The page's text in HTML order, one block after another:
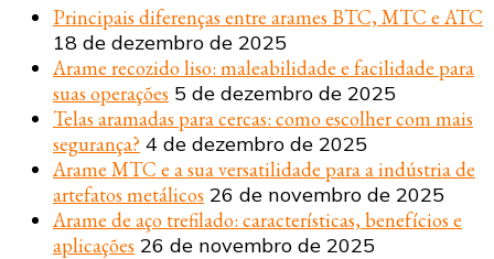
Principais diferenças entre arames BTC, MTC e ATC
18 de dezembro de 2025
Arame recozido liso: maleabilidade e facilidade para
suas operações 5 de dezembro de 2025
Telas aramadas para cercas: como escolher com mais
segurança? 4 de dezembro de 2025
Arame MTC e a sua versatilidade para a indústria de
artefatos metálicos 26 de novembro de 2025
Arame de aço trefilado: características, benefícios e
aplicações 26 de novembro de 2025